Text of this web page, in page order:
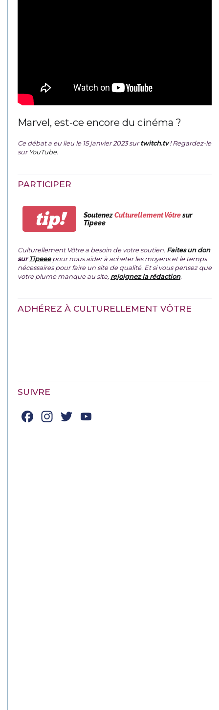
Marvel, est-ce encore du cinéma ?
Ce débat a eu lieu le 15 janvier 2023 surtwitch.tv ! Regardez-le
surYouTube.
PARTICIPER
tip! SoutenezCulturellement Vôtresur
Tipeee
Culturellement Vôtre a besoin de votre soutien. Faites un don
surTipeeepour nous aider à acheter les moyens et le temps
nécessaires pour faire un site de qualité. Et si vous pensez que
votre plume manque au site, rejoignez la rédaction.
ADHÉREZ À CULTURELLEMENT VÔTRE
SUIVRE
Facebook
Instagram
Twitter